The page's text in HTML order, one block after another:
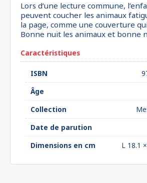
Lors d’une lecture commune,
peuvent coucher les animaux
la page, comme une couverture
Bonne nuit les animaux et bonne
Caractéristiques
ISBN
Âge
Collection
Date de parution
Dimensions en cm
L 18.1